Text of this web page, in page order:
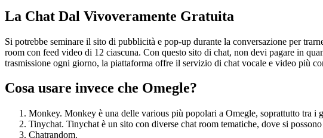
La Chat Dal Vivoveramente Gratuita
Si potrebbe seminare il sito di pubblicità e pop-up durante la conversazione per
room con feed video di 12 ciascuna. Con questo sito di chat, non devi pagare in
trasmissione ogni giorno, la piattaforma offre il servizio di chat vocale e video più
Cosa usare invece che Omegle?
Monkey. Monkey è una delle various più popolari a Omegle, soprattutto tra i
Tinychat. Tinychat è un sito con diverse chat room tematiche, dove si
Chatrandom.